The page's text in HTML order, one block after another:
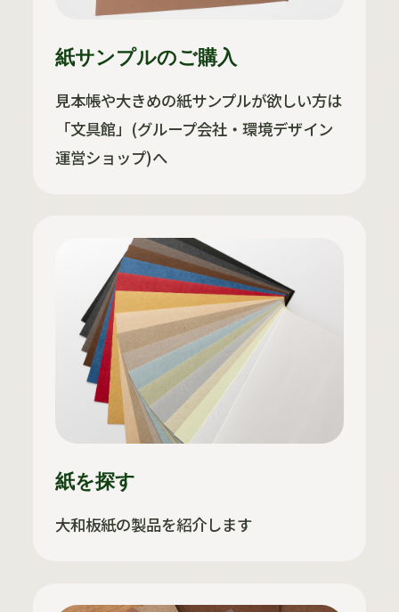
紙サンプルのご購入
見本帳や大きめの紙サンプルが欲しい方は
「文具館」(グループ会社・環境デザイン
運営ショップ)へ
紙を探す
大和板紙の製品を紹介します